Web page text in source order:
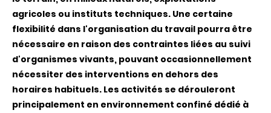
agricoles ou instituts techniques. Une certaine
flexibilité dans l'organisation du travail pourra être
nécessaire en raison des contraintes liées au suivi
d'organismes vivants, pouvant occasionnellement
nécessiter des interventions en dehors des
horaires habituels. Les activités se dérouleront
principalement en environnement confiné dédié à